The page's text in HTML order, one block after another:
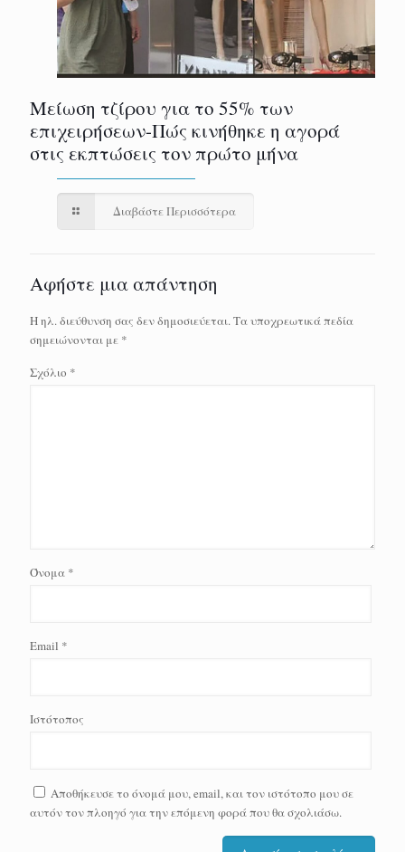
Μείωση τζίρου για το 55% των
επιχειρήσεων-Πώς κινήθηκε η αγορά
στις εκπτώσεις τον πρώτο μήνα
Διαβάστε Περισσότερα
Αφήστε μια απάντηση
Η ηλ. διεύθυνση σας δεν δημοσιεύεται. Τα υποχρεωτικά πεδία
σημειώνονται με *
Σχόλιο *
Όνομα *
Email *
Ιστότοπος
Αποθήκευσε το όνομά μου, email, και τον ιστότοπο μου σε
αυτόν τον πλοηγό για την επόμενη φορά που θα σχολιάσω.